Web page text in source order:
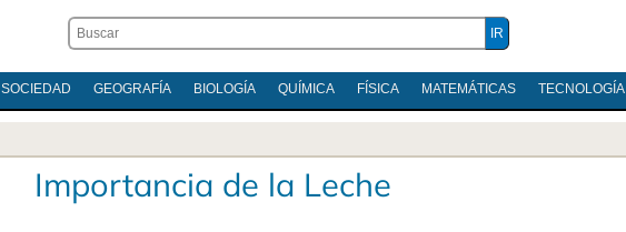
SOCIEDAD GEOGRAFÍA BIOLOGÍA QUÍMICA FÍSICA MATEMÁTICAS TECNOLOGÍA
Importancia de la Leche